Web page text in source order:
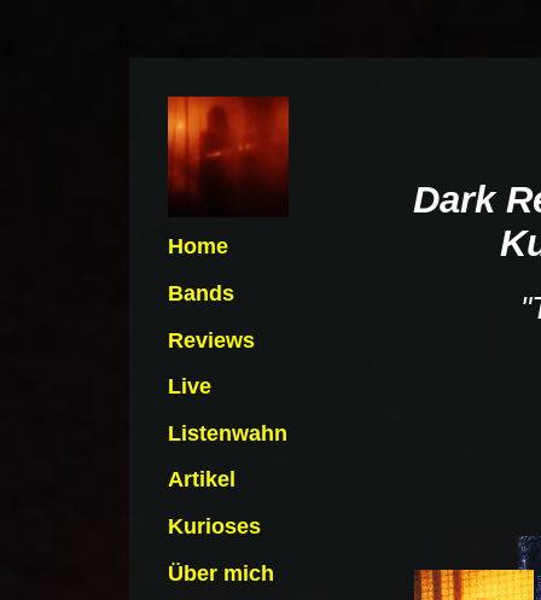
Home
Bands
Reviews
Live
Listenwahn
Artikel
Kurioses
Über mich
Dark